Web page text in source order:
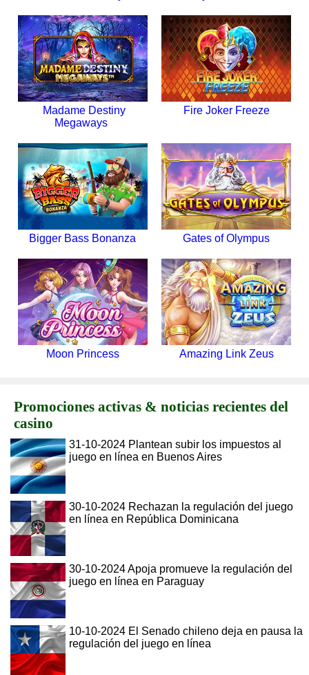
Madame Destiny
Megaways
Fire Joker Freeze
Bigger Bass Bonanza Gates of Olympus
Moon Princess Amazing Link Zeus
Promociones activas & noticias recientes del
casino
31-10-2024 Plantean subir los impuestos al
juego en línea en Buenos Aires
30-10-2024 Rechazan la regulación del juego
en línea en República Dominicana
30-10-2024 Apoja promueve la regulación del
juego en línea en Paraguay
10-10-2024 El Senado chileno deja en pausa la
regulación del juego en línea